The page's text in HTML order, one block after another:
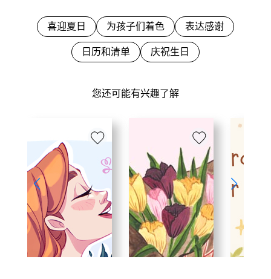
您还可能有兴趣了解
喜迎夏日 为孩子们着色 表达感谢
日历和清单 庆祝生日